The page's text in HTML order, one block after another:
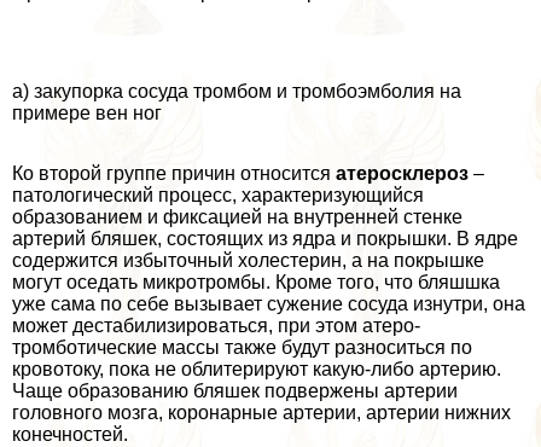
а) закупорка сосуда тромбом и тромбоэмболия на
примере вен ног
Ко второй группе причин относится атеросклероз –
патологический процесс, хаpaктеризующийся
образованием и фиксацией на внутренней стенке
артерий бляшек, состоящих из ядра и покрышки. В ядре
содержится избыточный холестерин, а на покрышке
могут оседать микротромбы. Кроме того, что бляшшка
уже сама по себе вызывает сужение сосуда изнутри, она
может дестабилизироваться, при этом атеро-
тромботические массы также будут разноситься по
кровотоку, пока не облитерируют какую-либо артерию.
Чаще образованию бляшек подвержены артерии
головного мозга, коронарные артерии, артерии нижних
конечностей.